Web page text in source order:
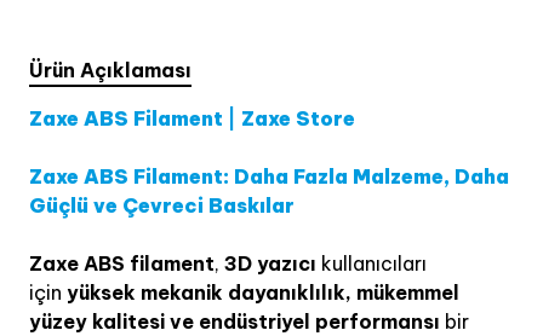
Ürün Açıklaması
Zaxe ABS Filament | Zaxe Store
Zaxe ABS Filament: Daha Fazla Malzeme, Daha
Güçlü ve Çevreci Baskılar
Zaxe ABS filament, 3D yazıcı kullanıcıları
için yüksek mekanik dayanıklılık, mükemmel
yüzey kalitesi ve endüstriyel performansı bir